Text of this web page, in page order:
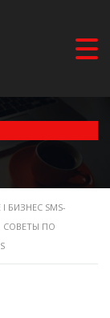
БИЗНЕС SMS-
СОВЕТЫ ПО